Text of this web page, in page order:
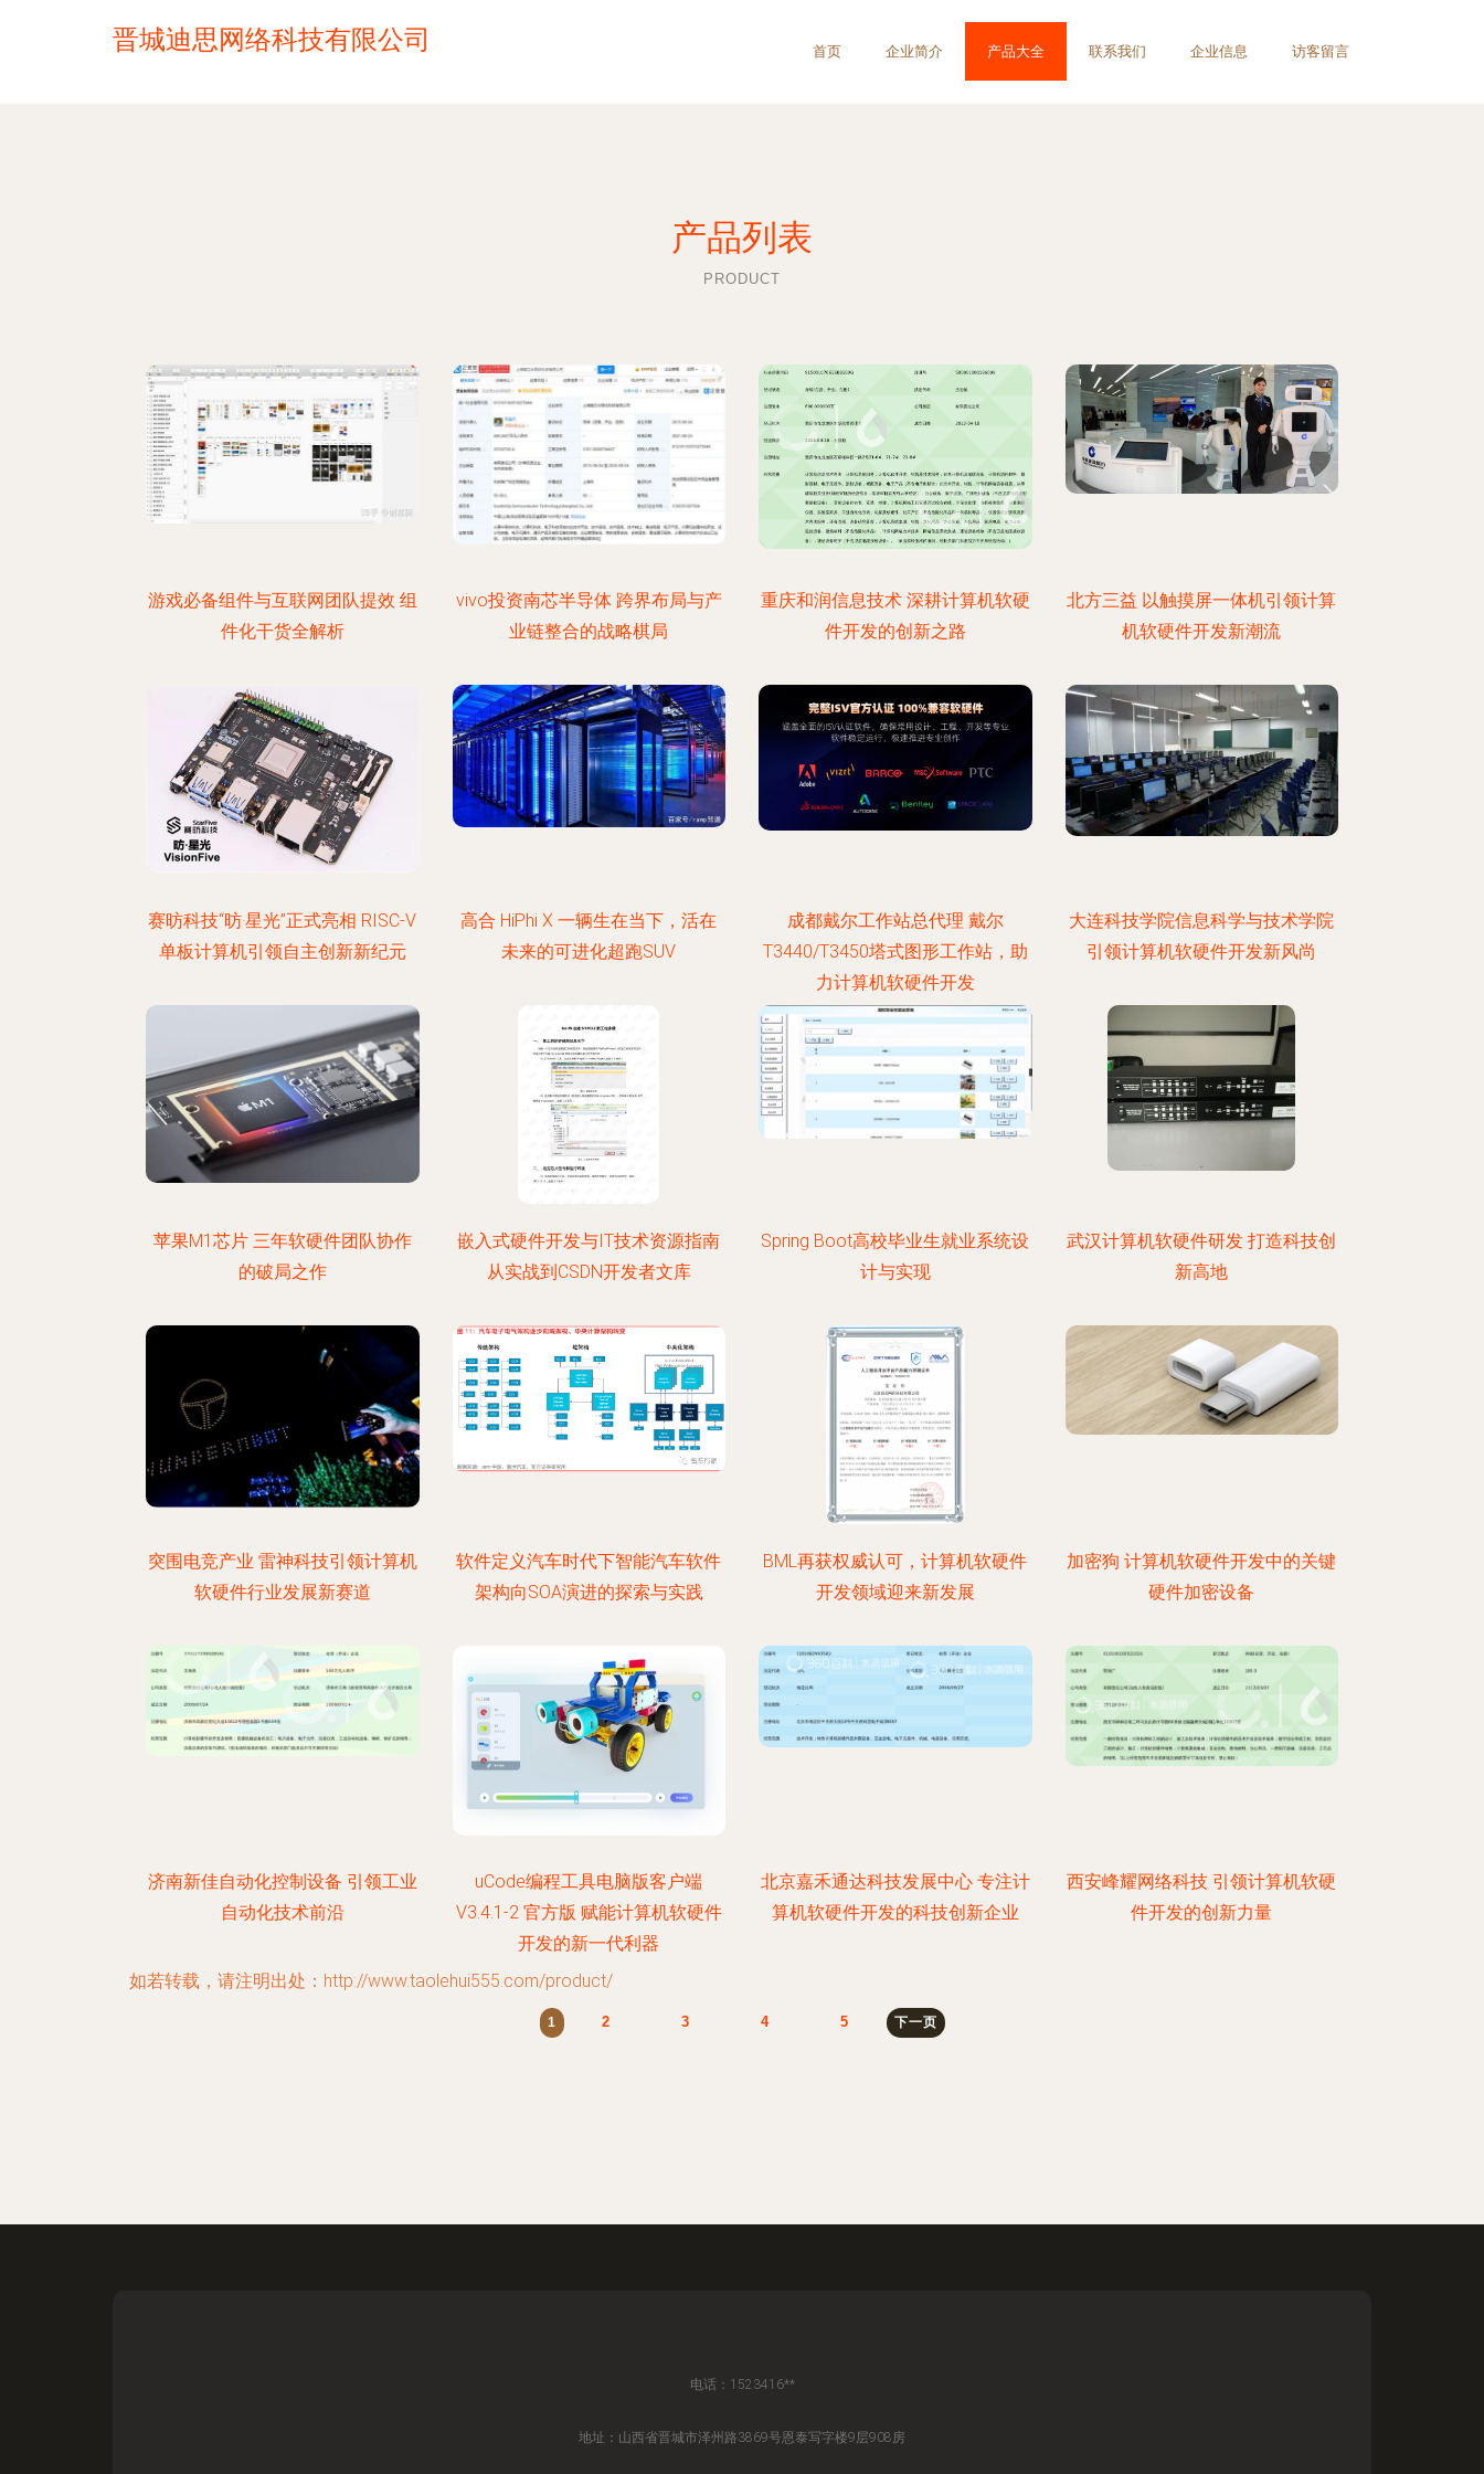
晋城迪思网络科技有限公司 首页 企业简介 产品大全 联系我们 企业信息 访客留言
产品列表
PRODUCT
游戏必备组件与互联网团队提效 组
件化干货全解析
vivo投资南芯半导体 跨界布局与产
业链整合的战略棋局
重庆和润信息技术 深耕计算机软硬
件开发的创新之路
北方三益 以触摸屏一体机引领计算
机软硬件开发新潮流
赛昉科技“昉·星光”正式亮相 RISC-V
单板计算机引领自主创新新纪元
高合 HiPhi X 一辆生在当下，活在
未来的可进化超跑SUV
成都戴尔工作站总代理 戴尔
T3440/T3450塔式图形工作站，助
力计算机软硬件开发
大连科技学院信息科学与技术学院
引领计算机软硬件开发新风尚
苹果M1芯片 三年软硬件团队协作
的破局之作
嵌入式硬件开发与IT技术资源指南
从实战到CSDN开发者文库
Spring Boot高校毕业生就业系统设
计与实现
武汉计算机软硬件研发 打造科技创
新高地
突围电竞产业 雷神科技引领计算机
软硬件行业发展新赛道
软件定义汽车时代下智能汽车软件
架构向SOA演进的探索与实践
BML再获权威认可，计算机软硬件
开发领域迎来新发展
加密狗 计算机软硬件开发中的关键
硬件加密设备
济南新佳自动化控制设备 引领工业
自动化技术前沿
uCode编程工具电脑版客户端
V3.4.1-2 官方版 赋能计算机软硬件
开发的新一代利器
北京嘉禾通达科技发展中心 专注计
算机软硬件开发的科技创新企业
西安峰耀网络科技 引领计算机软硬
件开发的创新力量
如若转载，请注明出处：http://www.taolehui555.com/product/
1 2 3 4 5 下一页
电话：1523416**
地址：山西省晋城市泽州路3869号恩泰写字楼9层908房